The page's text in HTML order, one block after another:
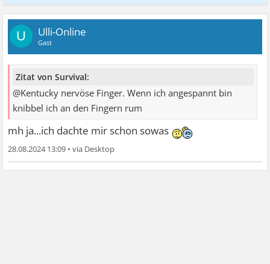
U Ulli-Online
Gast
Zitat von Survival:
@Kentucky nervöse Finger. Wenn ich angespannt bin
knibbel ich an den Fingern rum
mh ja...ich dachte mir schon sowas
28.08.2024 13:09 •